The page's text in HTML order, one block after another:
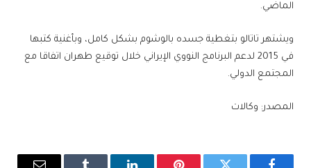
الماضي.
ويشتهر تاتالو بتغطية جسده بالوشوم بشكل كامل، وبأغنية كتبها
في 2015 لدعم البرنامج النووي الإيراني خلال توقيع طهران اتفاقا مع
المجتمع الدولي.
المصدر: وكالات